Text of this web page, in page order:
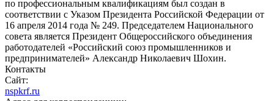
по профессиональным квалификациям был создан в
соответствии с Указом Президента Российской Федерации от
16 апреля 2014 года № 249. Председателем Национального
совета является Президент Общероссийского объединения
работодателей «Российский союз промышленников и
предпринимателей» Александр Николаевич Шохин.
Контакты
Сайт:
nspkrf.ru